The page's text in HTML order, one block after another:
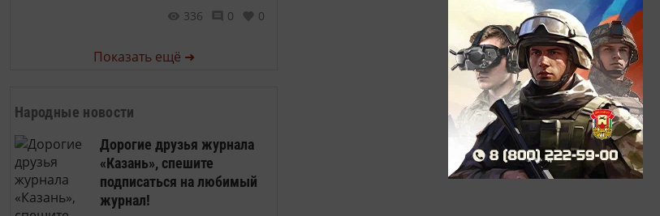
336
0 0
Показать ещё ➜
Народные новости
Дорогие друзья журнала
«Казань», спешите
подписаться на любимый
журнал!